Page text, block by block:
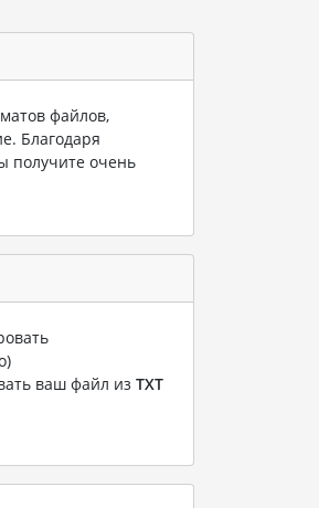
файлов,
Благодаря
получите очень
ваш файл из TXT